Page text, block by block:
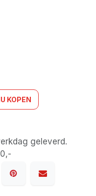
KOPEN
geleverd.